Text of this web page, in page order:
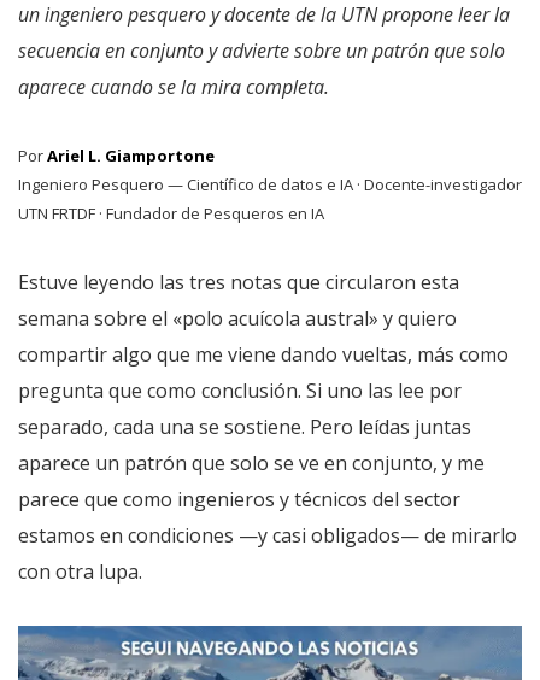
un ingeniero pesquero y docente de la UTN propone leer la
secuencia en conjunto y advierte sobre un patrón que solo
aparece cuando se la mira completa.
PorAriel L. Giamportone
Ingeniero Pesquero — Científico de datos e IA · Docente-investigador
UTN FRTDF · Fundador de Pesqueros en IA
Estuve leyendo las tres notas que circularon esta
semana sobre el «polo acuícola austral» y quiero
compartir algo que me viene dando vueltas, más como
pregunta que como conclusión. Si uno las lee por
separado, cada una se sostiene. Pero leídas juntas
aparece un patrón que solo se ve en conjunto, y me
parece que como ingenieros y técnicos del sector
estamos en condiciones —y casi obligados— de mirarlo
con otra lupa.